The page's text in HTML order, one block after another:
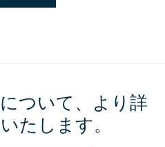
について、より詳
たします。